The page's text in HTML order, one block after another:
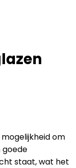
om
goede
staat, wat het